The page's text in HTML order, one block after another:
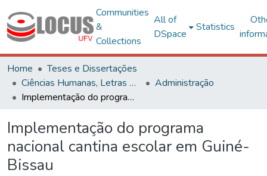
Communities
&
Collections
All of
DSpace
Statistics
Home
Teses e Dissertações
Ciências Humanas, Letras e Artes
Administração
Implementação do programa nacional cantina escolar em Guiné-Bissau
Implementação do programa
nacional cantina escolar em Guiné-
Bissau